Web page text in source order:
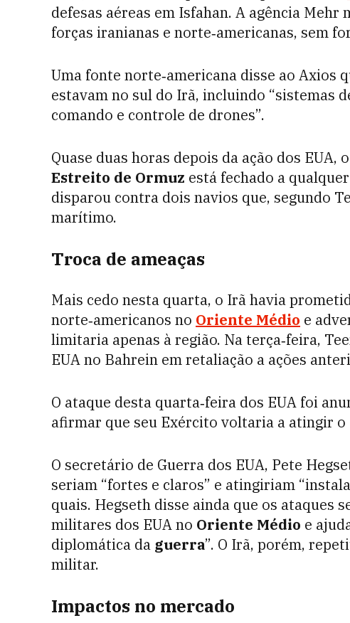
defesas aéreas em Isfahan. A agência
forças iranianas e norte‑americanas, sem
Uma fonte norte‑americana disse ao Axios
estavam no sul do Irã, incluindo “sistemas
comando e controle de drones”.
Quase duas horas depois da ação dos
Estreito de Ormuz está fechado a
disparou contra dois navios que, segundo
marítimo.
Troca de ameaças
Mais cedo nesta quarta, o Irã havia
norte‑americanos no Oriente Médio e
limitaria apenas à região. Na terça‑feira,
EUA no Bahrein em retaliação a ações
O ataque desta quarta‑feira dos EUA foi
afirmar que seu Exército voltaria a atingir o
O secretário de Guerra dos EUA, Pete
seriam “fortes e claros” e atingiriam
quais. Hegseth disse ainda que os ataques
militares dos EUA no Oriente Médio e
diplomática da guerra”. O Irã, porém,
militar.
Impactos no mercado